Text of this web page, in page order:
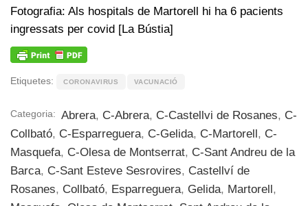
Fotografia: Als hospitals de Martorell hi ha 6 pacients
ingressats per covid [La Bústia]
Etiquetes: CORONAVIRUS VACUNACIÓ
Categoria: Abrera, C-Abrera, C-Castellvi de Rosanes, C-
Collbató, C-Esparreguera, C-Gelida, C-Martorell, C-
Masquefa, C-Olesa de Montserrat, C-Sant Andreu de la
Barca, C-Sant Esteve Sesrovires, Castellví de
Rosanes, Collbató, Esparreguera, Gelida, Martorell,